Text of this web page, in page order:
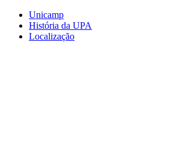
Conteúdo principal
Unicamp
História da UPA
Localização